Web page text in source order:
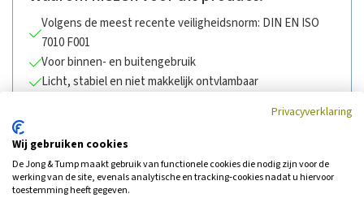
Volgens de meest recente veiligheidsnorm: DIN EN ISO
7010 F001
Voor binnen- en buitengebruik
Licht, stabiel en niet makkelijk ontvlambaar
Privacyverklaring
Wij gebruiken cookies
De Jong & Tump maakt gebruik van functionele cookies die nodig zijn voor de
werking van de site, evenals analytische en tracking‑cookies nadat u hiervoor
toestemming heeft gegeven.